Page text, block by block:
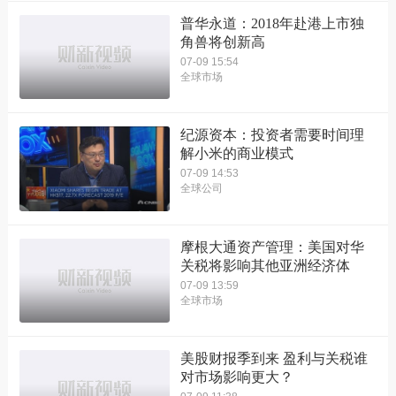
普华永道：2018年赴港上市独
角兽将创新高
07-09 15:54
全球市场
纪源资本：投资者需要时间理
解小米的商业模式
07-09 14:53
全球公司
摩根大通资产管理：美国对华
关税将影响其他亚洲经济体
07-09 13:59
全球市场
美股财报季到来 盈利与关税谁
对市场影响更大？